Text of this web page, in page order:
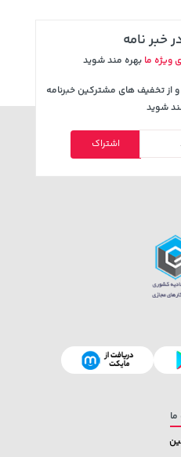
27,480,000 تومان
2,275,000
خبر نامه
ویژه ما بهره مند شوید
از تخفیف های مشترکین خبرنامه
شوید
اشتراک
ما